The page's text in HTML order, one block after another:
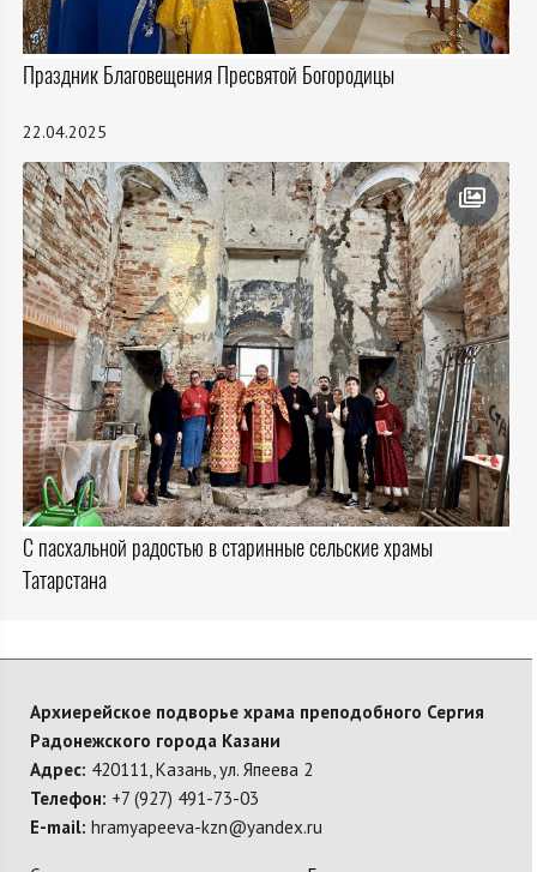
Праздник Благовещения Пресвятой Богородицы
22.04.2025
С пасхальной радостью в старинные сельские храмы
Татарстана
Архиерейское подворье храма преподобного Сергия
Радонежского города Казани
Адрес: 420111, Казань, ул. Япеева 2
Телефон: +7 (927) 491-73-03
E-mail: hramyapeeva-kzn@yandex.ru